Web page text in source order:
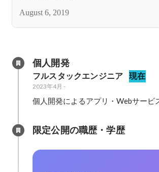
August 6, 2019
個人開発
フルスタックエンジニア 現在
2023年4月 -
個人開発によるアプリ・Webサービ
限定公開の職歴・学歴